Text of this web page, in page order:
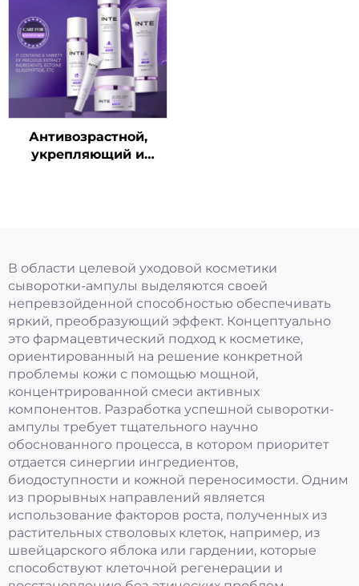
Антивозрастной,
укрепляющий и
В области целевой уходовой косметики
сыворотки-ампулы выделяются своей
непревзойденной способностью обеспечивать
яркий, преобразующий эффект. Концептуально
это фармацевтический подход к косметике,
ориентированный на решение конкретной
проблемы кожи с помощью мощной,
концентрированной смеси активных
компонентов. Разработка успешной сыворотки-
ампулы требует тщательного научно
обоснованного процесса, в котором приоритет
отдается синергии ингредиентов,
биодоступности и кожной переносимости. Одним
из прорывных направлений является
использование факторов роста, полученных из
растительных стволовых клеток, например, из
швейцарского яблока или гардении, которые
способствуют клеточной регенерации и